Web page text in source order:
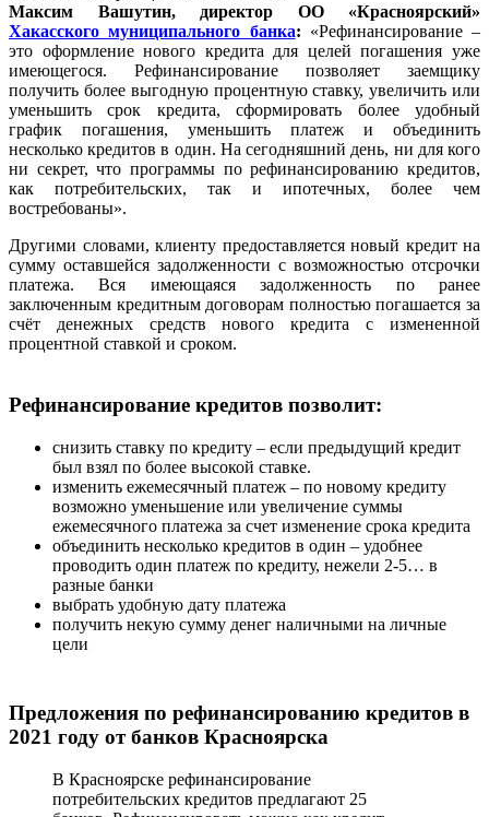
Максим Вашутин, директор ОО «Красноярский»
Хакасского муниципального банка: «Рефинансирование –
это оформление нового кредита для целей погашения уже
имеющегося. Рефинансирование позволяет заемщику
получить более выгодную процентную ставку, увеличить или
уменьшить срок кредита, сформировать более удобный
график погашения, уменьшить платеж и объединить
несколько кредитов в один. На сегодняшний день, ни для кого
ни секрет, что программы по рефинансированию кредитов,
как потребительских, так и ипотечных, более чем
востребованы».
Другими словами, клиенту предоставляется новый кредит на
сумму оставшейся задолженности с возможностью отсрочки
платежа. Вся имеющаяся задолженность по ранее
заключенным кредитным договорам полностью погашается за
счёт денежных средств нового кредита с измененной
процентной ставкой и сроком.
Рефинансирование кредитов позволит:
снизить ставку по кредиту – если предыдущий кредит
был взял по более высокой ставке.
изменить ежемесячный платеж – по новому кредиту
возможно уменьшение или увеличение суммы
ежемесячного платежа за счет изменение срока кредита
объединить несколько кредитов в один – удобнее
проводить один платеж по кредиту, нежели 2-5… в
разные банки
выбрать удобную дату платежа
получить некую сумму денег наличными на личные
цели
Предложения по рефинансированию кредитов в
2021 году от банков Красноярска
В Красноярске рефинансирование
потребительских кредитов предлагают 25